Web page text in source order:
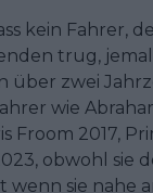
kein Fahrer,
trug,
über zwei
wie
Froom 2017,
obwohl sie
wenn sie nahe